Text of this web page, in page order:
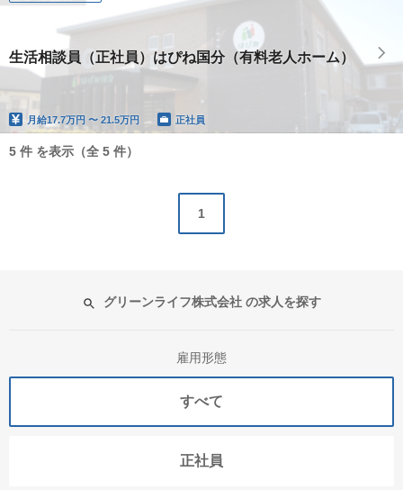
生活相談員（正社員）はぴね国分（有料老人ホーム）
月給17.7万円 〜 21.5万円 正社員
5 件 を表示（全 5 件）
1
グリーンライフ株式会社 の求人を探す
雇用形態
すべて
正社員